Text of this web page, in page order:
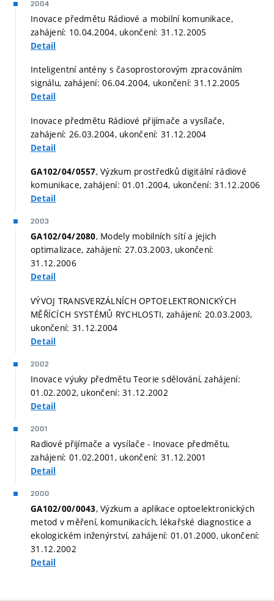
2004
Inovace předmětu Rádiové a mobilní komunikace,
zahájení: 10.04.2004, ukončení: 31.12.2005
Detail
Inteligentní antény s časoprostorovým zpracováním
signálu, zahájení: 06.04.2004, ukončení: 31.12.2005
Detail
Inovace předmětu Rádiové přijímače a vysílače,
zahájení: 26.03.2004, ukončení: 31.12.2004
Detail
GA102/04/0557, Výzkum prostředků digitální rádiové
komunikace, zahájení: 01.01.2004, ukončení: 31.12.2006
Detail
2003
GA102/04/2080, Modely mobilních sítí a jejich
optimalizace, zahájení: 27.03.2003, ukončení:
31.12.2006
Detail
VÝVOJ TRANSVERZÁLNÍCH OPTOELEKTRONICKÝCH
MĚŘÍCÍCH SYSTÉMŮ RYCHLOSTI, zahájení: 20.03.2003,
ukončení: 31.12.2004
Detail
2002
Inovace výuky předmětu Teorie sdělování, zahájení:
01.02.2002, ukončení: 31.12.2002
Detail
2001
Radiové přijímače a vysílače - Inovace předmětu,
zahájení: 01.02.2001, ukončení: 31.12.2001
Detail
2000
GA102/00/0043, Výzkum a aplikace optoelektronických
metod v měření, komunikacích, lékařské diagnostice a
ekologickém inženýrství, zahájení: 01.01.2000, ukončení:
31.12.2002
Detail